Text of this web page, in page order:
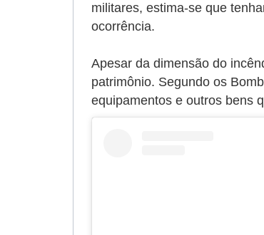
militares, estima-se que
ocorrência.
Apesar da dimensão do
patrimônio. Segundo os
equipamentos e outros bens